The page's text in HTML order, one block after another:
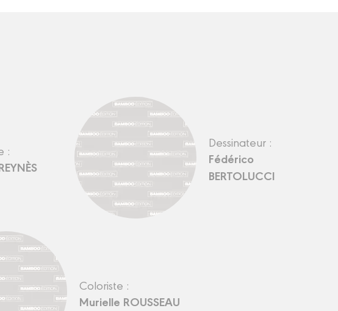
:
Dessinateur :
Fédérico
BERTOLUCCI
Coloriste :
Murielle ROUSSEAU